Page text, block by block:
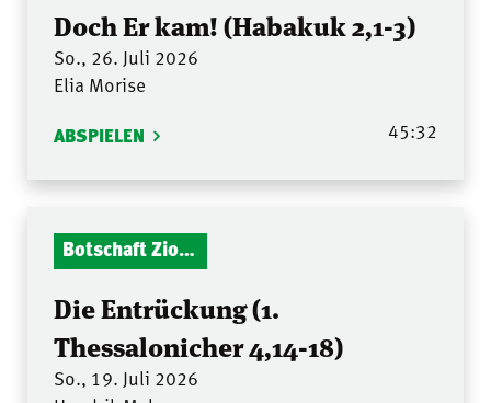
Doch Er kam! (Habakuk 2,1-3)
So., 26. Juli 2026
Elia Morise
ABSPIELEN 45:32
Botschaft Zionshalle
Die Entrückung (1.
Thessalonicher 4,14-18)
So., 19. Juli 2026